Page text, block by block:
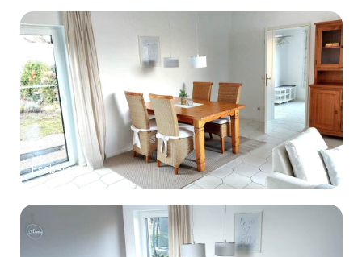
Essbereich